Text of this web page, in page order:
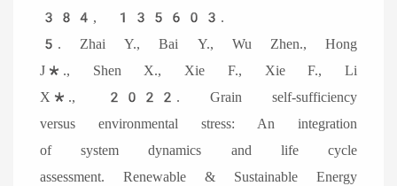
384, 135603.
5. Zhai Y., Bai Y., Wu Zhen., Hong
J*., Shen X., Xie F., Xie F., Li
X*., 2022. Grain self-sufficiency
versus environmental stress: An integration
of system dynamics and life cycle
assessment. Renewable & Sustainable Energy